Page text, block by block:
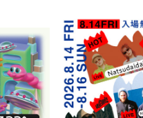
レストラン・カフェ
TAX FREE
ภาษาไทย
日本語